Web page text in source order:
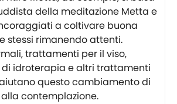
della meditazione Metta e
a coltivare buona
stessi rimanendo attenti.
trattamenti per il viso,
idroterapia e altri trattamenti
questo cambiamento di
contemplazione.